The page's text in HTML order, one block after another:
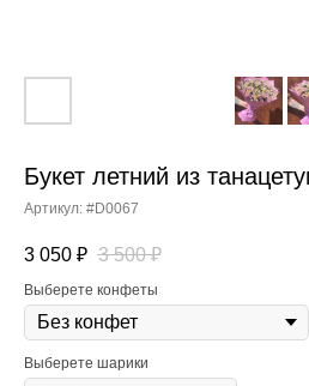
Букет летний из
Артикул: #D0067
3 050 ₽ 3 500 ₽
Выберете конфеты
Выберете шарики